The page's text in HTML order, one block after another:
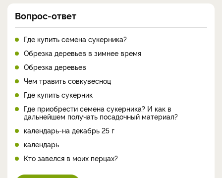
Вопрос-ответ
Где купить семена сукерника?
Обрезка деревьев в зимнее время
Обрезка деревьев
Чем травить совкувесноц
Где купить сукерник
Где приобрести семена сукерника? И как в
дальнейшем получать посадочный материал?
календарь-на декабрь 25 г
календарь
Кто завелся в моих перцах?